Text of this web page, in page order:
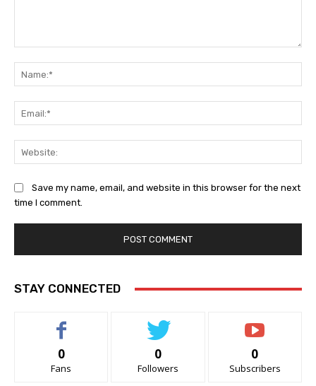
Save my name, email, and website in this browser for the next
time I comment.
STAY CONNECTED
0
Fans
0
Followers
0
Subscribers